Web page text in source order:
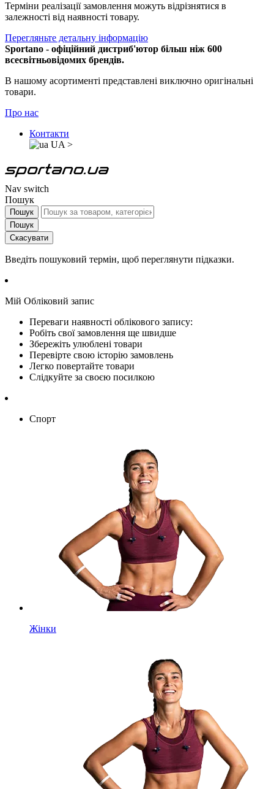
Терміни реалізації замовлення можуть відрізнятися в
залежності від наявності товару.
Перегляньте детальну інформацію
Sportano - офіційний дистриб'ютор більш ніж 600
всесвітньовідомих брендів.
В нашому асортименті представлені виключно оригінальні
товари.
Про нас
Контакти
UA >
Nav switch
Пошук
Пошук
Пошук
Скасувати
Введіть пошуковий термін, щоб переглянути підказки.
Мій Обліковий запис
Переваги наявності облікового запису:
Робіть свої замовлення ще швидше
Збережіть улюблені товари
Перевірте свою історію замовлень
Легко повертайте товари
Слідкуйте за своєю посилкою
Спорт
Жінки